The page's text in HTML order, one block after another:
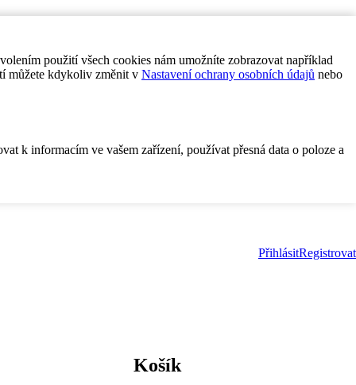
použití všech cookies nám umožníte zobrazovat například
můžete kdykoliv změnit v Nastavení ochrany osobních údajů nebo
k informacím ve vašem zařízení, používat přesná data o poloze a
PřihlásitRegistrovat
Košík